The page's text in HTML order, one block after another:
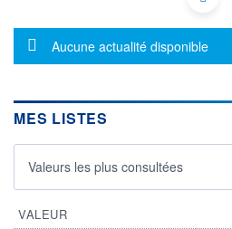
DONNÉES TEMPS DIFFÉRÉ
Politique d'exécution
Cotation sur les autres places
Message d'information
Aucune actualité disponible
MES LISTES
Valeurs les plus consultées
VALEUR